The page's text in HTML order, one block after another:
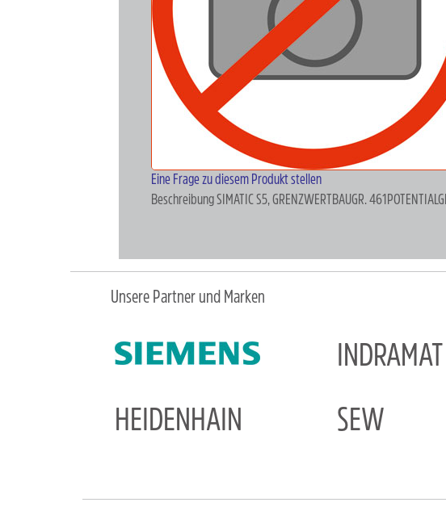
Eine Frage zu diesem Produkt stellen
BeschreibungSIMATIC S5, GRENZWERTBAUGR.
Unsere Partner und Marken
INDRAMAT
HEIDENHAIN
SEW